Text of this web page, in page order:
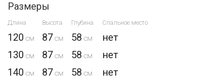
Размеры
Длина Высота Глубина Спальное место
120 87 58
нет
130
87 58
нет
140
87 58 нет